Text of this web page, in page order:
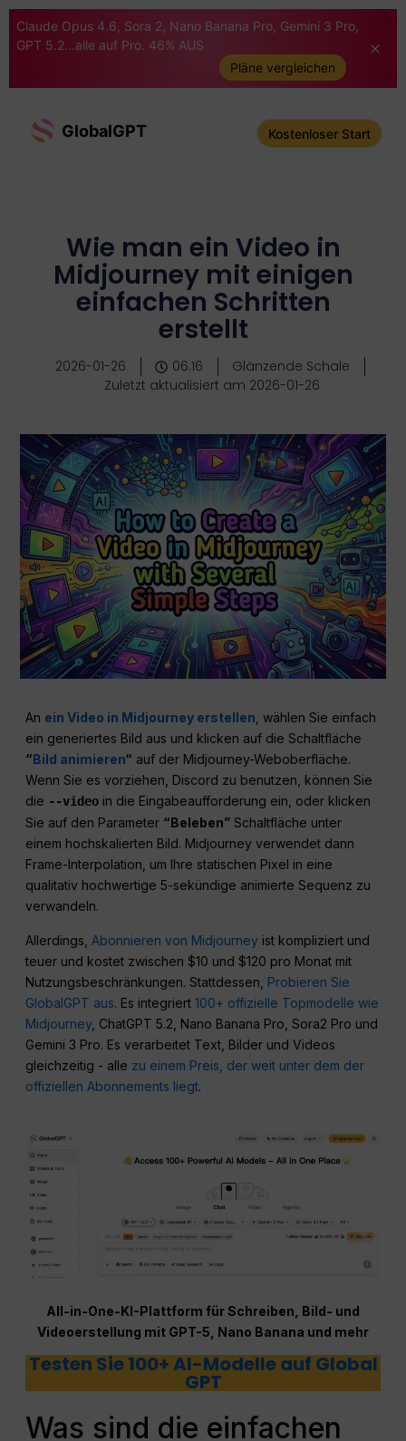
Claude Opus 4.6, Sora 2, Nano Banana Pro, Gemini 3 Pro,
GPT 5.2...alle auf Pro. 46% AUS
Pläne vergleichen
GlobalGPT Kostenloser Start
Wie man ein Video in
Midjourney mit einigen
einfachen Schritten
erstellt
2026-01-26 06:16
Glänzende Schale
Zuletzt aktualisiert am 2026-01-26
An ein Video in Midjourney erstellen , wählen Sie einfach
ein generiertes Bild aus und klicken auf die Schaltfläche
“Bild animieren“ auf der Midjourney-Weboberfläche.
Wenn Sie es vorziehen, Discord zu benutzen, können Sie
die --video in die Eingabeaufforderung ein, oder klicken
Sie auf den Parameter “Beleben” Schaltfläche unter
einem hochskalierten Bild. Midjourney verwendet dann
Frame-Interpolation, um Ihre statischen Pixel in eine
qualitativ hochwertige 5-sekündige animierte Sequenz zu
verwandeln.
Allerdings,Abonnieren von Midjourney ist kompliziert und
teuer und kostet zwischen $10 und $120 pro Monat mit
Nutzungsbeschränkungen. Stattdessen, Probieren Sie
GlobalGPT aus. Es integriert100+ offizielle Topmodelle wie
Midjourney, ChatGPT 5.2, Nano Banana Pro, Sora2 Pro und
Gemini 3 Pro. Es verarbeitet Text, Bilder und Videos
gleichzeitig - alle zu einem Preis, der weit unter dem der
offiziellen Abonnements liegt.
All-in-One-KI-Plattform für Schreiben, Bild- und
Videoerstellung mit GPT-5, Nano Banana und mehr
Testen Sie 100+ AI-Modelle auf Global
GPT
Was sind die einfachen